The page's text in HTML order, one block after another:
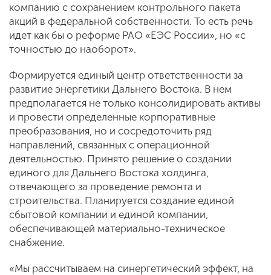
компанию с сохранением контрольного пакета
акций в федеральной собственности. То есть речь
идет как бы о реформе РАО «ЕЭС России», но «с
точностью до наоборот».
Формируется единый центр ответственности за
развитие энергетики Дальнего Востока. В нем
предполагается не только консолидировать активы
и провести определенные корпоративные
преобразования, но и сосредоточить ряд
направлений, связанных с операционной
деятельностью. Принято решение о создании
единого для Дальнего Востока холдинга,
отвечающего за проведение ремонта и
строительства. Планируется создание единой
сбытовой компании и единой компании,
обеспечивающей материально-техническое
снабжение.
«Мы рассчитываем на синергетический эффект, на